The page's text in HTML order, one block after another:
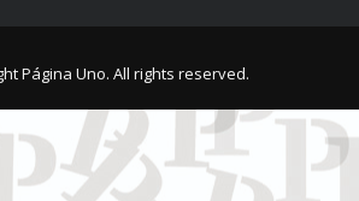
Página Uno. All rights reserved.